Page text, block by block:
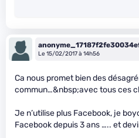
Le 15/02/2017 à 14h56
Ca nous promet bien des
commun…&nbsp;avec tous ces
Je n’utilise plus Facebook, je
Facebook depuis 3 ans ….. et